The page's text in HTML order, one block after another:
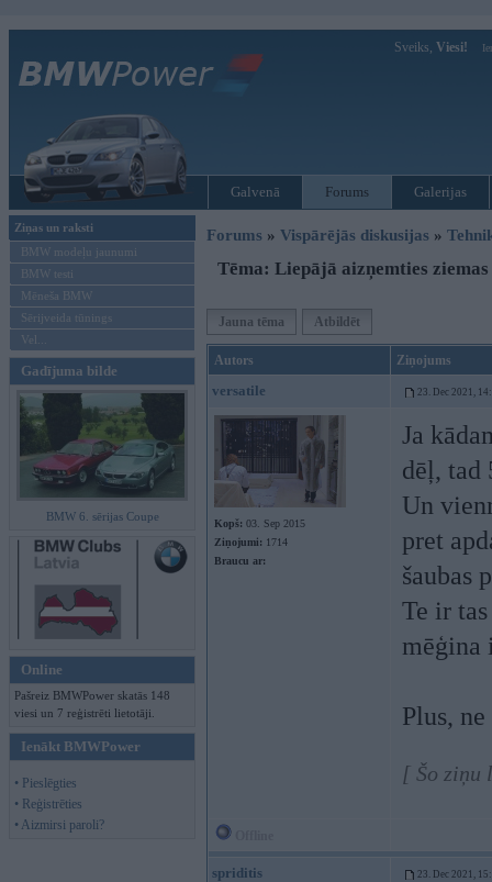
Sveiks, Viesi!
Galvenā Forums Galerijas
Ziņas un raksti
BMW modeļu jaunumi
BMW testi
Mēneša BMW
Sērijveida tūnings
Vel...
Gadījuma bilde
BMW 6. sērijas Coupe
Online
Pašreiz BMWPower skatās 148
viesi un 7 reģistrēti lietotāji.
Ienākt BMWPower
• Pieslēgties
• Reģistrēties
• Aizmirsi paroli?
Forums » Vispārējās diskusijas »
Tēma: Liepājā aizņemties
Jauna tēma Atbildēt
Autors Ziņojums
versatile 23. Dec 2021,
Kopš: 03. Sep 2015
Ziņojumi: 1714
Braucu ar:
Ja
dēļ, tad
Un
pret
šaubas
Te ir
mēģina
Plus,
[ Šo ziņu
spriditis 23. Dec 2021,